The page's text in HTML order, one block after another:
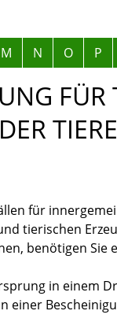
M N O P
FÜR
für
tierischen
benötigen Sie
in einem
einer